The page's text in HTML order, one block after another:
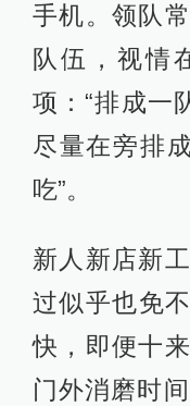
手机。领队
队伍，视情
项：“排成一
尽量在旁排
吃”。
新人新店新
过似乎也免
快，即便十
门外消磨时